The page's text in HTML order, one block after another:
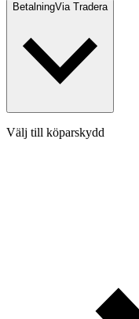
BetalningVia Tradera
Välj till köparskydd